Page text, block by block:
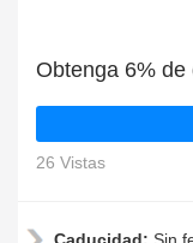
26 Vistas